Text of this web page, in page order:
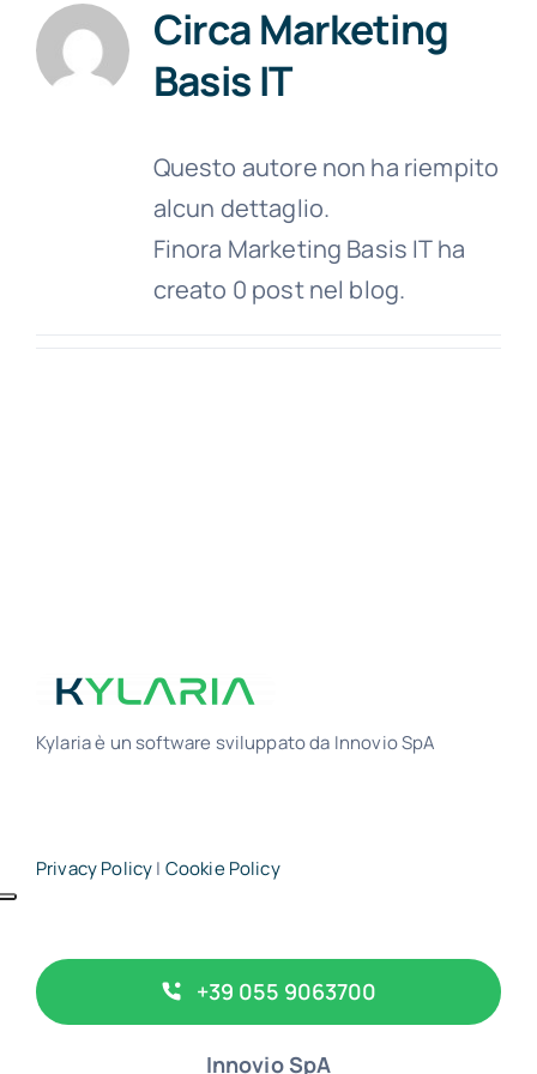
CircaMarketing
Basis IT
Questo autore non ha riempito
alcun dettaglio.
Finora Marketing Basis IT ha
creato 0 post nel blog.
Kylaria è un software sviluppato da Innovio SpA
Privacy Policy| Cookie Policy
+39 055 9063700
Innovio SpA